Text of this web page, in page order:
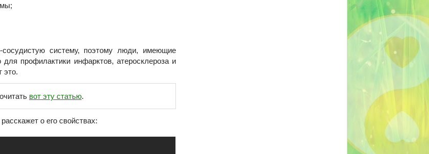
систему, поэтому люди, имеющие
профилактики инфарктов, атеросклероза и
это.
вот эту статью.
о его свойствах: